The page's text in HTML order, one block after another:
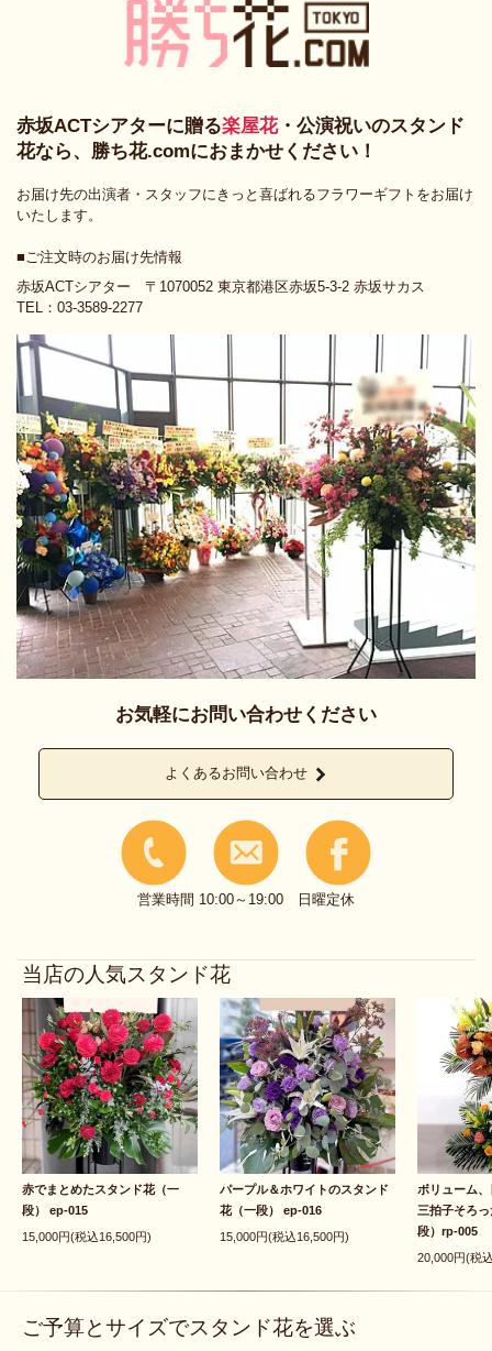
赤坂ACTシアターに贈る楽屋花・公演祝いのスタンド
花なら、勝ち花.comにおまかせください！
お届け先の出演者・スタッフにきっと喜ばれるフラワーギフトをお届け
いたします。
■ご注文時のお届け先情報
赤坂ACTシアター 〒1070052 東京都港区赤坂5-3-2 赤坂サカス
TEL：03-3589-2277
お気軽にお問い合わせください
よくあるお問い合わせ
営業時間 10:00～19:00 日曜定休
当店の人気スタンド花
赤でまとめたスタンド花（一
段） ep-015
15,000円(税込16,500円)
パープル＆ホワイトのスタンド
花（一段） ep-016
15,000円(税込16,500円)
ボリューム
三拍子そろ
段）rp-005
20,000円(税
ご予算とサイズでスタンド花を選ぶ